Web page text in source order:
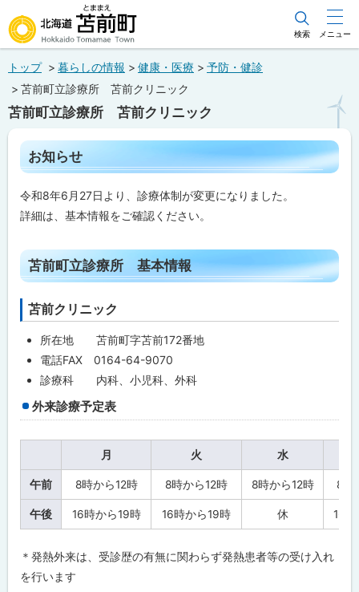
文
メ
ュ
北海道苫前町
Hokkaido Tomamae Town
検索 メニュー
トップ 暮らしの情報 健康・医療
予防・健診
苫前町立診療所 苫前クリニック
苫前町立診療所 苫前クリニック
ペ
ー
ジ
内
目
次
知
ら
せ
苫
前
立
診
所
基
本
問
わ
せ
先
担
当
窓
お知らせ
令和8年6月27日より、診療体制が変更になりました。
詳細は、基本情報をご確認ください。
ト
ッ
プ
に
戻
る
苫前町立診療所 基本情報
苫前クリニック
所在地 苫前町字苫前172番地
電話FAX 0164-64-9070
診療科 内科、小児科、外科
外来診療予定表
月 火 水
午前 8時から12時 8時から12時 8時から12時 8時
午後 16時から19時 16時から19時 休 16
＊発熱外来は、受診歴の有無に関わらず発熱患者等の受け入れ
を行います